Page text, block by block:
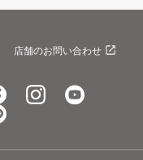
店舗のお問い合わせ